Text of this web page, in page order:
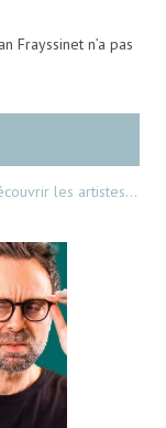
Frayssinet n’a pas
les artistes…